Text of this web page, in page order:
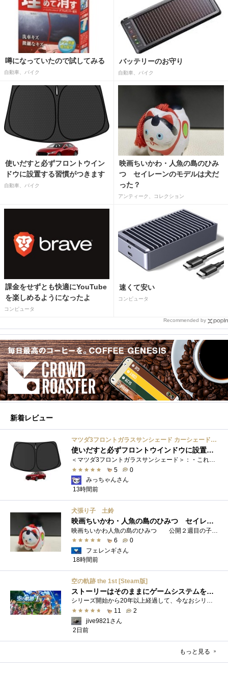
噂になっていたので試してみる
自動車、バイク
バッテリーのお守り
自動車、バイク
使いだすと必ずフロントウイン
ドウに設置する習慣がつきます
自動車、バイク
映画ちいかわ・人魚の島のひみ
つ セイレーンのモデルは犬だ
った？
アンティーク、コレクション
課金をせずとも快適にYouTube
を楽しめるようになったよ
コンピュータ
速くて安い
コンピュータ
Recommended by
新着レビュー
マツダ3フロントガラスサンシェード カーシェード 車用 フロントウィンドウさんしえーど 遮光 断熱 カスタムパーツ 車種専用設計 折り畳み式 取付簡単 収納袋付き
使いだすと必ずフロントウインドウに設置する習慣がつきます
5
0
みっちゃんさん
13時間前
犬張り子 土鈴
映画ちいかわ・人魚の島のひみつ セイレーンのモデルは犬だった？
6
0
フェレンギさん
18時間前
空の軌跡 the 1st [Steam版]
ストーリーはそのままにゲームシステムを現代化
シリーズ開始から20年以上経過して、今なおシリーズの完結が見えてこない日本ファルコムのストーリーRPG、「英雄伝説軌跡シリーズ」。シリーズ...
11
2
jive9821さん
2日前
もっと見る